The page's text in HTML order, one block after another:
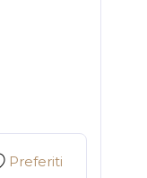
Preferiti